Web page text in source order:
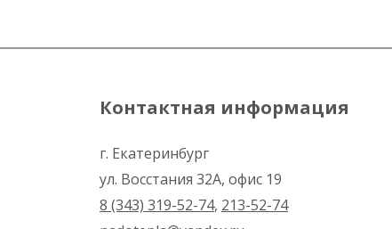
Контактная информация
г. Екатеринбург
ул. Восстания 32А, офис 19
8 (343) 319-52-74, 213-52-74